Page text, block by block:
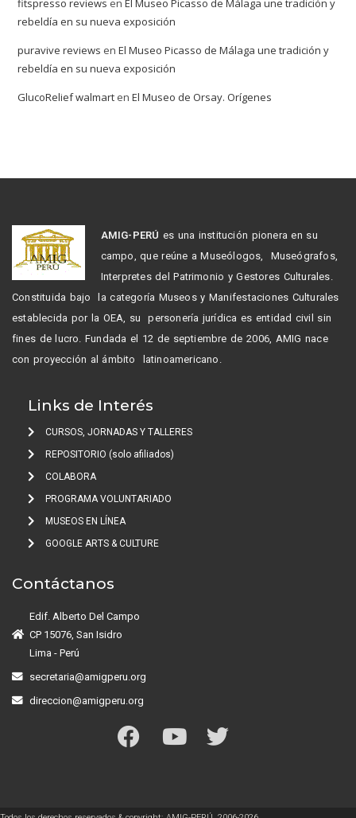
rebeldía en su nueva exposición
puravive reviews enEl Museo Picasso de Málaga une tradición y
rebeldía en su nueva exposición
GlucoRelief walmart enEl Museo de Orsay. Orígenes
AMIG-PERÚ es una institución pionera en su
campo, que reúne a Museólogos, Museógrafos,
Interpretes del Patrimonio y Gestores Culturales.
Constituida bajo la categoría Museos y Manifestaciones Culturales
establecida por la OEA, su personería jurídica es entidad civil sin
fines de lucro. Fundada el 12 de septiembre de 2006, AMIG nace
con proyección al ámbito latinoamericano.
Links de Interés
CURSOS, JORNADAS Y TALLERES
REPOSITORIO (solo afiliados)
COLABORA
PROGRAMA VOLUNTARIADO
MUSEOS EN LÍNEA
GOOGLE ARTS & CULTURE
Contáctanos
Edif. Alberto Del Campo
CP 15076, San Isidro
Lima - Perú
secretaria@amigperu.org
direccion@amigperu.org